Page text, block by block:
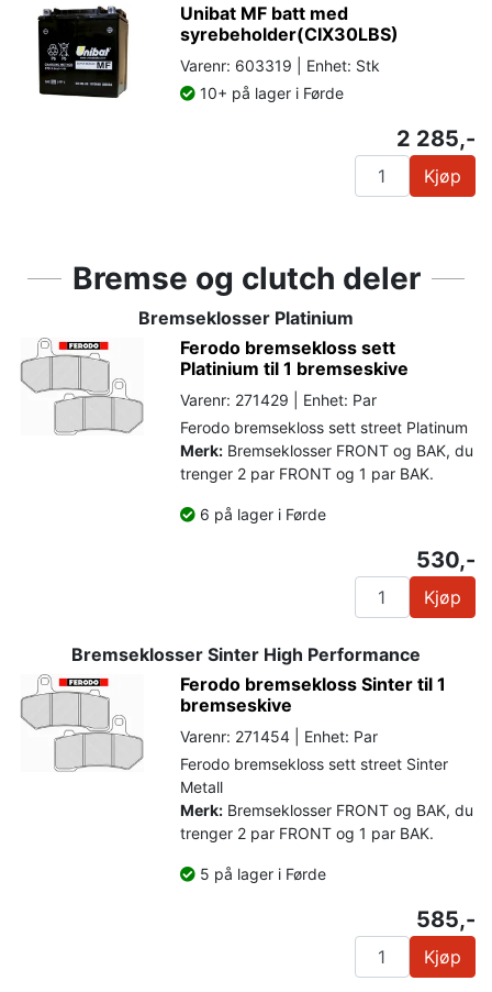
Unibat MF batt med
syrebeholder(CIX30LBS)
Varenr: 603319 | Enhet: Stk
10+ på lager i Førde
2 285,-
Kjøp
Bremse og clutch deler
Bremseklosser Platinium
Ferodo bremsekloss sett
Platinium til 1 bremseskive
Varenr: 271429 | Enhet: Par
Ferodo bremsekloss sett street Platinum
Merk: Bremseklosser FRONT og BAK, du
trenger 2 par FRONT og 1 par BAK.
6 på lager i Førde
530,-
Kjøp
Bremseklosser Sinter High Performance
Ferodo bremsekloss Sinter til 1
bremseskive
Varenr: 271454 | Enhet: Par
Ferodo bremsekloss sett street Sinter
Metall
Merk: Bremseklosser FRONT og BAK, du
trenger 2 par FRONT og 1 par BAK.
5 på lager i Førde
585,-
Kjøp